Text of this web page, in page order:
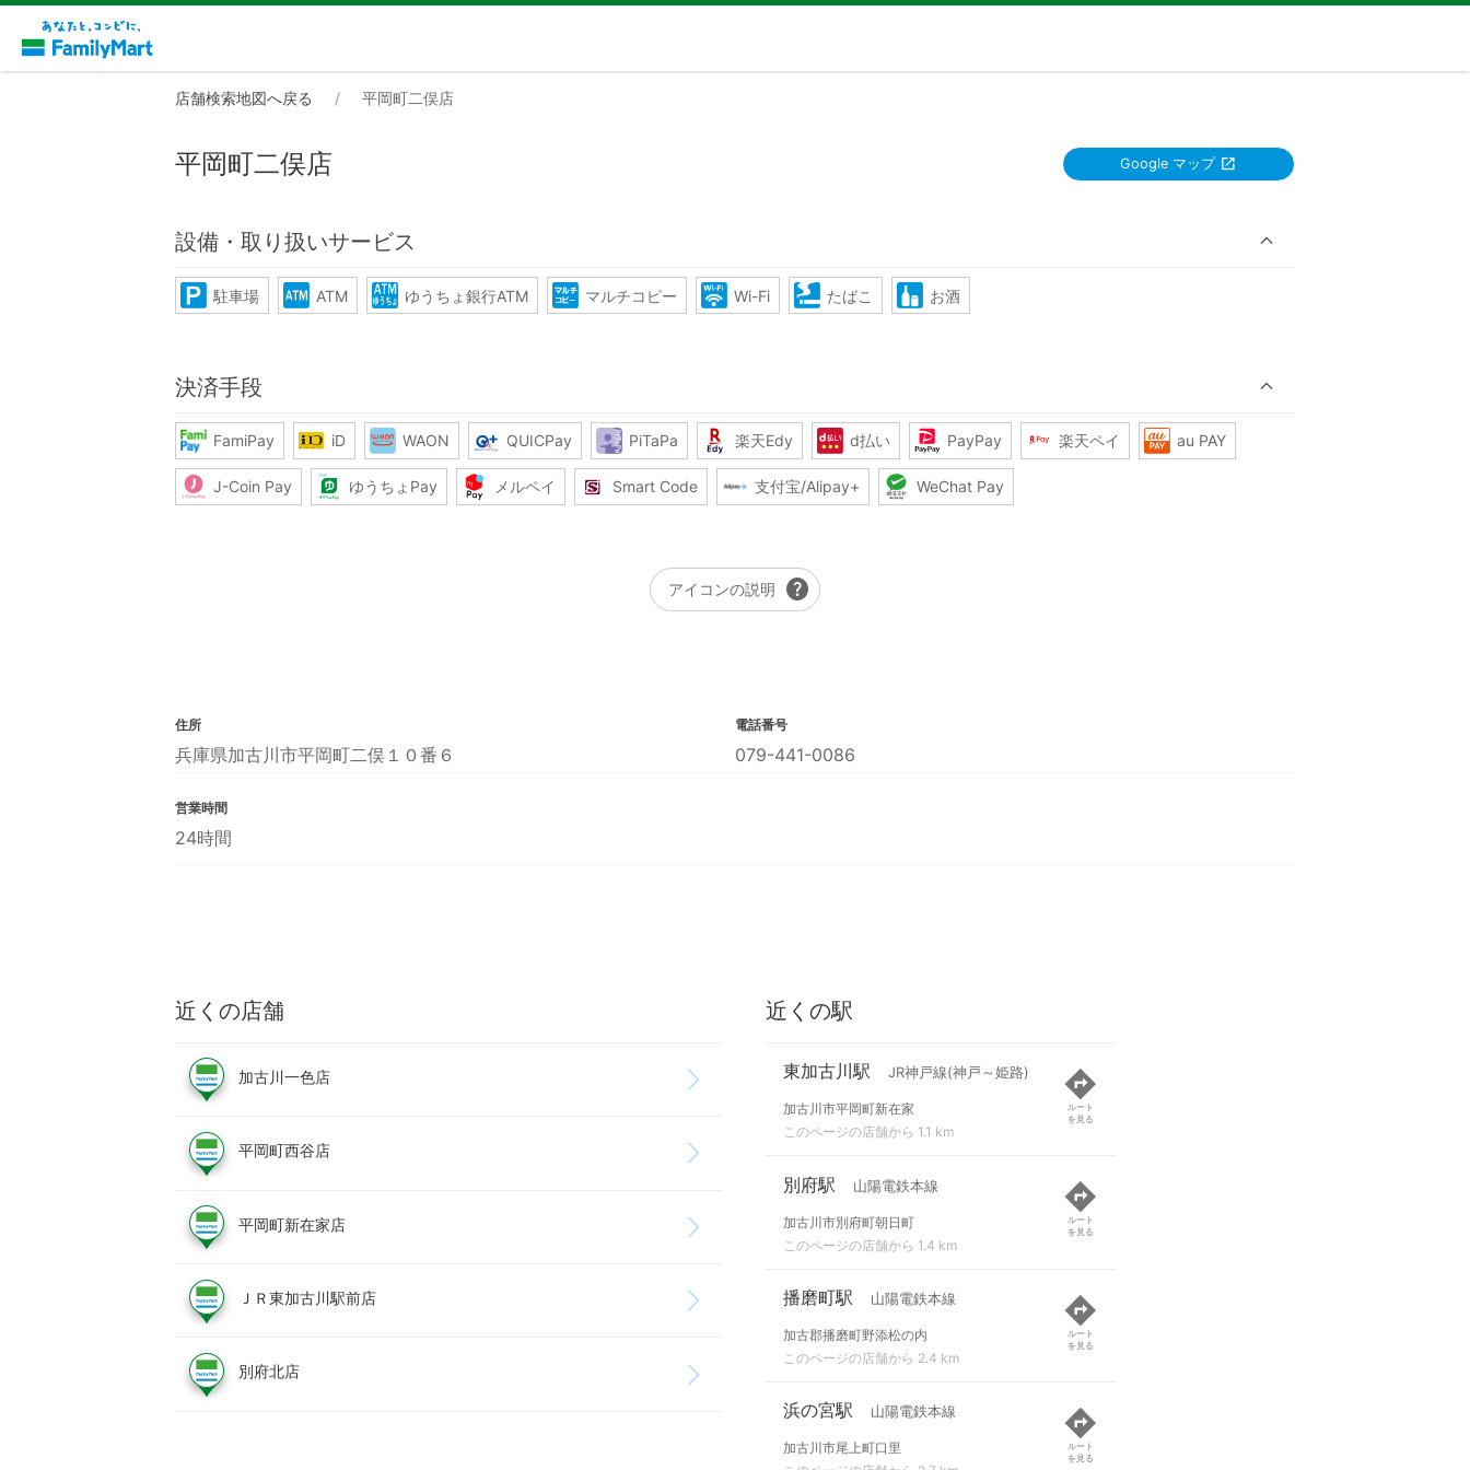
店舗検索地図へ戻る 平岡町二俣店
平岡町二俣店 Google マップ
設備・取り扱いサービス
駐車場 ATM ゆうちょ銀行ATM マルチコピー Wi-Fi たばこ お酒
決済手段
FamiPay iD WAON QUICPay PiTaPa 楽天Edy d払い PayPay 楽天ペイ au PAY
J-Coin Pay ゆうちょPay メルペイ Smart Code 支付宝/Alipay+ WeChat Pay
アイコンの説明 help
住所
兵庫県加古川市平岡町二俣１０番６
電話番号
079-441-0086
営業時間
24時間
近くの店舗
加古川一色店
平岡町西谷店
平岡町新在家店
ＪＲ東加古川駅前店
別府北店
近くの駅
東加古川駅 JR神戸線(神戸～姫路)
加古川市平岡町新在家
このページの店舗から 1.1 km
ルート
を見る
別府駅 山陽電鉄本線
加古川市別府町朝日町
このページの店舗から 1.4 km
ルート
を見る
播磨町駅 山陽電鉄本線
加古郡播磨町野添松の内
このページの店舗から 2.4 km
ルート
を見る
浜の宮駅 山陽電鉄本線
加古川市尾上町口里
ルート
を見る